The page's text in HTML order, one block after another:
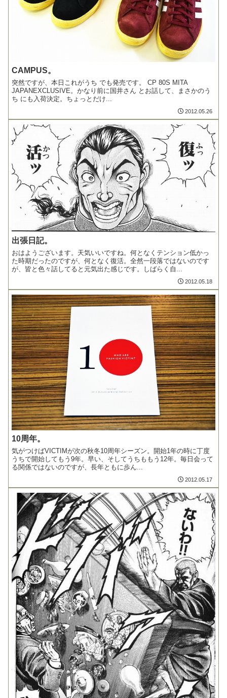
CAMPUS。
突然ですが、本日これがうち でも発売です。 CP 80S MITA
JAPANEXCLUSIVE。かなり前に国井さん とお話して、まさかのう
ち にも入荷決定。ちょっとだけ...
2012.05.26
出張日記。
おはようございます。天気いいですね。何となくテンション低かっ
た時期だったのですが、何となく復活。全然一段落ではないのです
が、皆と色々話してると元気出た感じです。しばらく自...
2012.05.18
10周年。
気がつけばVICTIMが次の秋冬10周年シーズン。開始1年の時に丁度
うちで開始してもう9年。早い、そしてうちももう12年。毎日会って
る関係ではないのですが、長年ともに歩ん...
2012.05.17